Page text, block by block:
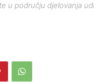
u području djelovanja